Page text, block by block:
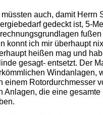
müssten auch, damit Herrn
gedeckt ist, 5-
konnt ich mir überhaupt
heißen mag und
gesagt- entsetzt. Der
Windanlagen,
einem Rotordurchmesser
Anlagen, die eine